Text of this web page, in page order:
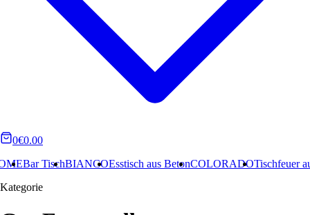
0€0.00
Esstisch aus BetonCOLORADOTischfeuer aus Beton
Kategorie